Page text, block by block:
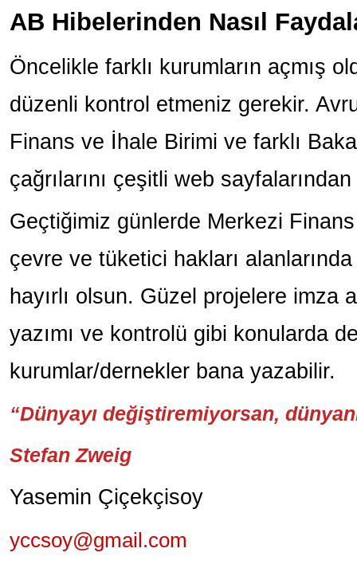
AB Hibelerinden Nasıl
Öncelikle farklı kurumların açmış
düzenli kontrol etmeniz gerekir.
Finans ve İhale Birimi ve farklı
çağrılarını çeşitli web
Geçtiğimiz günlerde Merkezi
çevre ve tüketici hakları
hayırlı olsun. Güzel projelere imza
yazımı ve kontrolü gibi konularda
kurumlar/dernekler bana yazabilir.
“Dünyayı değiştiremiyorsan,
Stefan Zweig
Yasemin Çiçekçisoy
yccsoy@gmail.com